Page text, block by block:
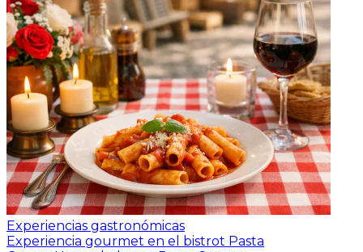
Experiencias gastronómicas
Experiencia gourmet en el bistrot Pasta